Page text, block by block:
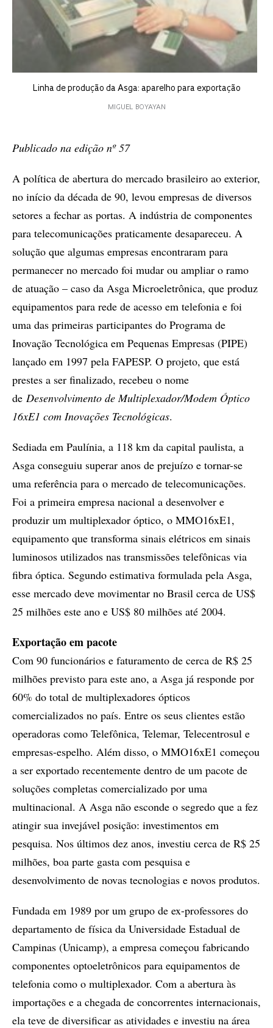
Linha de produção da Asga: aparelho para exportação
MIGUEL BOYAYAN
Publicado na edição nº 57
A política de abertura do mercado brasileiro ao exterior,
no início da década de 90, levou empresas de diversos
setores a fechar as portas. A indústria de componentes
para telecomunicações praticamente desapareceu. A
solução que algumas empresas encontraram para
permanecer no mercado foi mudar ou ampliar o ramo
de atuação – caso da Asga Microeletrônica, que produz
equipamentos para rede de acesso em telefonia e foi
uma das primeiras participantes do Programa de
Inovação Tecnológica em Pequenas Empresas (PIPE)
lançado em 1997 pela FAPESP. O projeto, que está
prestes a ser finalizado, recebeu o nome
de Desenvolvimento de Multiplexador/Modem Óptico
16xE1 com Inovações Tecnológicas.
Sediada em Paulínia, a 118 km da capital paulista, a
Asga conseguiu superar anos de prejuízo e tornar-se
uma referência para o mercado de telecomunicações.
Foi a primeira empresa nacional a desenvolver e
produzir um multiplexador óptico, o MMO16xE1,
equipamento que transforma sinais elétricos em sinais
luminosos utilizados nas transmissões telefônicas via
fibra óptica. Segundo estimativa formulada pela Asga,
esse mercado deve movimentar no Brasil cerca de US$
25 milhões este ano e US$ 80 milhões até 2004.
Exportação em pacote
Com 90 funcionários e faturamento de cerca de R$ 25
milhões previsto para este ano, a Asga já responde por
60% do total de multiplexadores ópticos
comercializados no país. Entre os seus clientes estão
operadoras como Telefônica, Telemar, Telecentrosul e
empresas-espelho. Além disso, o MMO16xE1 começou
a ser exportado recentemente dentro de um pacote de
soluções completas comercializado por uma
multinacional. A Asga não esconde o segredo que a fez
atingir sua invejável posição: investimentos em
pesquisa. Nos últimos dez anos, investiu cerca de R$ 25
milhões, boa parte gasta com pesquisa e
desenvolvimento de novas tecnologias e novos produtos.
Fundada em 1989 por um grupo de ex-professores do
departamento de física da Universidade Estadual de
Campinas (Unicamp), a empresa começou fabricando
componentes optoeletrônicos para equipamentos de
telefonia como o multiplexador. Com a abertura às
importações e a chegada de concorrentes internacionais,
ela teve de diversificar as atividades e investiu na área